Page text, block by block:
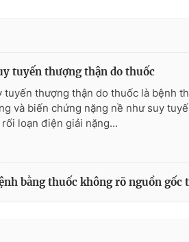
tuyến thượng thận do thuốc
tuyến thượng thận do thuốc là bệnh
và biến chứng nặng nề như suy
loạn điện giải nặng...
bằng thuốc không rõ nguồn gốc